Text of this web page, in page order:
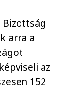
Bizottság
arra a
az
152